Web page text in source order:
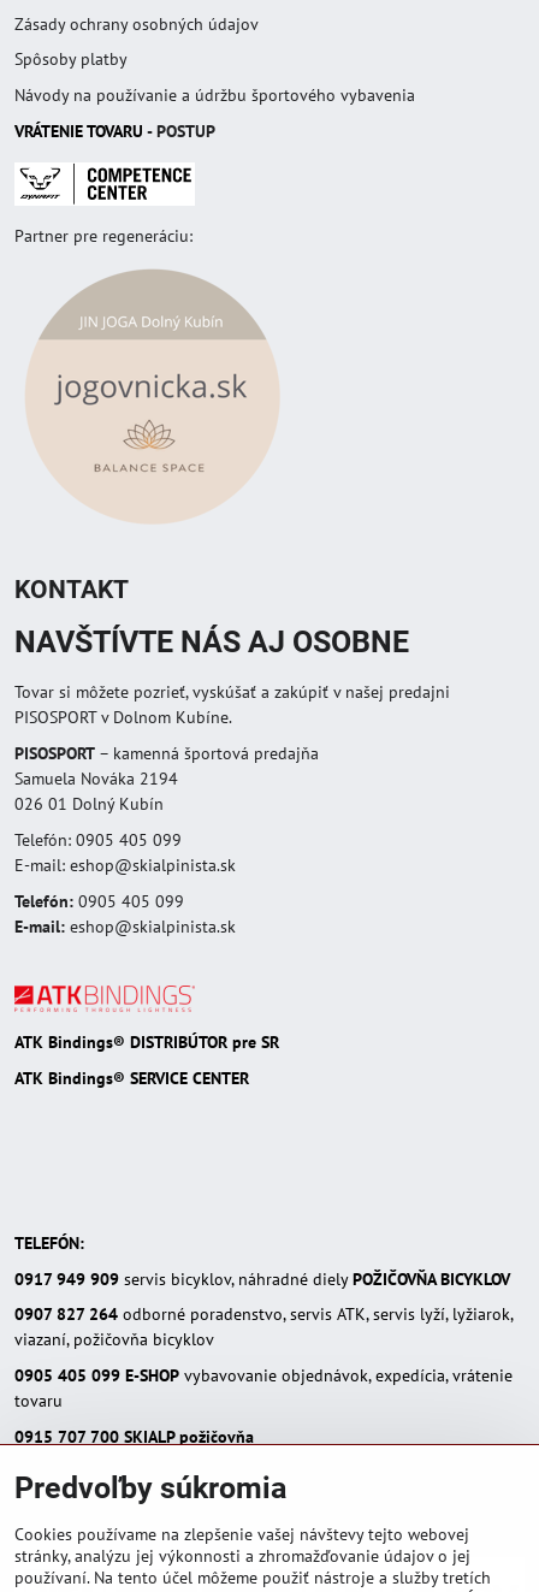
Zásady ochrany osobných údajov
Spôsoby platby
Návody na používanie a údržbu športového vybavenia
VRÁTENIE TOVARU - POSTUP
Partner pre regeneráciu:
KONTAKT
NAVŠTÍVTE NÁS AJ OSOBNE
Tovar si môžete pozrieť, vyskúšať a zakúpiť v našej predajni
PISOSPORT v Dolnom Kubíne.
PISOSPORT – kamenná športová predajňa
Samuela Nováka 2194
026 01 Dolný Kubín
Telefón: 0905 405 099
E-mail: eshop@skialpinista.sk
Telefón: 0905 405 099
E-mail: eshop@skialpinista.sk
ATK Bindings® DISTRIBÚTOR pre SR
ATK Bindings® SERVICE CENTER
TELEFÓN:
0917 949 909 servis bicyklov, náhradné dielyPOŽIČOVŇA BICYKLOV
0907 827 264 odborné poradenstvo, servis ATK, servis lyží, lyžiarok,
viazaní, požičovňa bicyklov
0905 405 099 E-SHOP vybavovanie objednávok, expedícia, vrátenie
tovaru
0915 707 700 SKIALP požičovňa
E-MAIL:
eshop(zavináč)skialpinista.sk
pisosport(zavináč)pisosport.sk
Predvoľby súkromia
Cookies používame na zlepšenie vašej návštevy tejto webovej
stránky, analýzu jej výkonnosti a zhromažďovanie údajov o jej
používaní. Na tento účel môžeme použiť nástroje a služby tretích